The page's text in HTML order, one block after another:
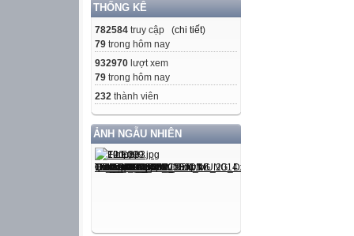
THỐNG KÊ
782584 truy cập (chi tiết)
79 trong hôm nay
932970 lượt xem
79 trong hôm nay
232 thành viên
ẢNH NGẪU NHIÊN